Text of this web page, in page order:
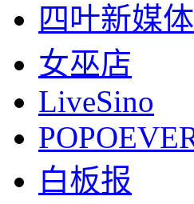
四叶新媒体
女巫店
LiveSino
白板报